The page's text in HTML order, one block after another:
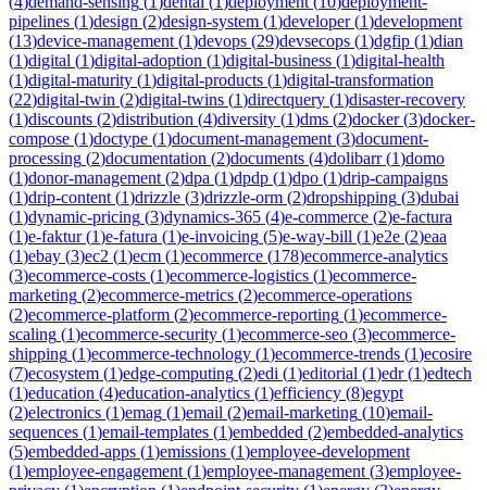
pipelines (1)design (2)design-system (1)developer(1)development
(13)device-management (1)devops (29)devsecops (1)dgfip (1)dian
(1)digital (1)digital-adoption (1)digital-business (1)digital-health
(1)digital-maturity (1)digital-products (1)digital-transformation
(22)digital-twin (2)digital-twins (1)directquery (1)disaster-recovery
(1)discounts (2)distribution (4)diversity (1)dms (2)docker(3)docker-
compose (1)doctype (1)document-management (3)document-
processing (2)documentation (2)documents (4)dolibarr(1)domo
(1)donor-management (2)dpa (1)dpdp (1)dpo (1)drip-campaigns
(1)drip-content (1)drizzle (3)drizzle-orm (2)dropshipping (3)dubai
(1)dynamic-pricing (3)dynamics-365 (4)e-commerce (2)e-factura
(1)e-faktur(1)e-fatura (1)e-invoicing (5)e-way-bill (1)e2e (2)eaa
(1)ebay (3)ec2 (1)ecm (1)ecommerce (178)ecommerce-analytics
(3)ecommerce-costs (1)ecommerce-logistics (1)ecommerce-
marketing (2)ecommerce-metrics (2)ecommerce-operations
(2)ecommerce-platform (2)ecommerce-reporting (1)ecommerce-
scaling (1)ecommerce-security (1)ecommerce-seo (3)ecommerce-
shipping (1)ecommerce-technology (1)ecommerce-trends (1)ecosire
(7)ecosystem (1)edge-computing (2)edi (1)editorial (1)edr(1)edtech
(1)education (4)education-analytics (1)efficiency (8)egypt
(2)electronics (1)emag (1)email (2)email-marketing (10)email-
sequences (1)email-templates (1)embedded (2)embedded-analytics
(5)embedded-apps (1)emissions (1)employee-development
(1)employee-engagement (1)employee-management (3)employee-